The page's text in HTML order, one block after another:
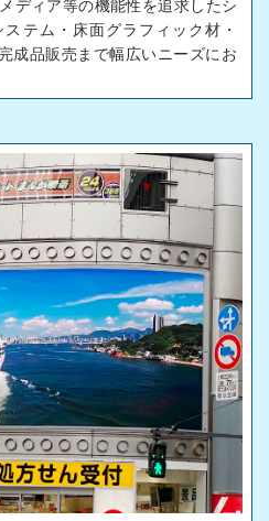
ディア等の機能性を追求したシ
テム・床面グラフィック材・
成品販売まで幅広いニーズにお